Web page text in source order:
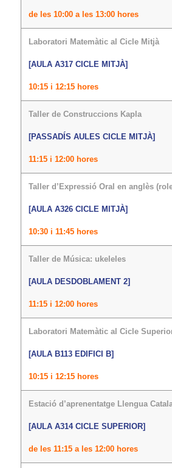
de les 10:00 a les 13:00 hores
Laboratori Matemàtic al Cicle Mitjà
[AULA A317 CICLE MITJÀ]
10:15 i 12:15 hores
Taller de Construccions Kapla
[PASSADÍS AULES CICLE MITJÀ]
11:15 i 12:00 hores
Taller d’Expressió Oral en anglès
[AULA A326 CICLE MITJÀ]
10:30 i 11:45 hores
Taller de Música: ukeleles
[AULA DESDOBLAMENT 2]
11:15 i 12:00 hores
Laboratori Matemàtic al Cicle
[AULA B113 EDIFICI B]
10:15 i 12:15 hores
Estació d’aprenentatge Llengua
[AULA A314 CICLE SUPERIOR]
de les 11:15 a les 12:00 hores